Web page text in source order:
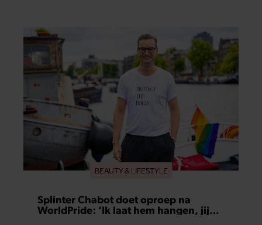
BEAUTY & LIFESTYLE
Splinter Chabot doet oproep na
WorldPride: ‘Ik laat hem hangen, jij